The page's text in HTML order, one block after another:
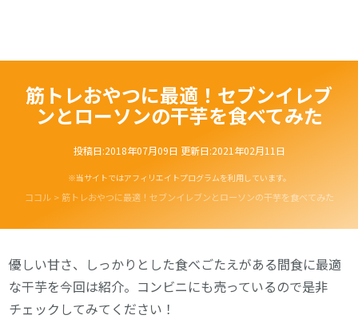
筋トレおやつに最適！セブンイレブ
ンとローソンの干芋を食べてみた
投稿日:2018年07月09日 更新日:2021年02月11日
※当サイトではアフィリエイトプログラムを利用しています。
ココル>筋トレおやつに最適！セブンイレブンとローソンの干芋を食べてみた
優しい甘さ、しっかりとした食べごたえがある間食に最適
な干芋を今回は紹介。コンビニにも売っているので是非
チェックしてみてください！